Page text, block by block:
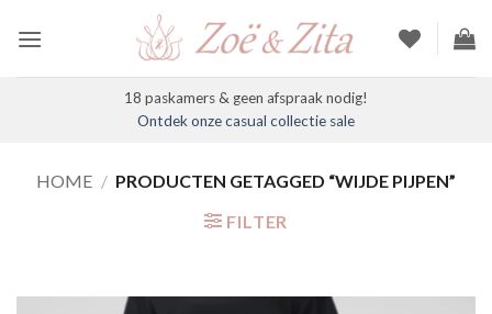
naar
18 paskamers & geen afspraak nodig!
Ontdek onze casual collectie sale
HOME / PRODUCTEN GETAGGED “WIJDE PIJPEN”
FILTER